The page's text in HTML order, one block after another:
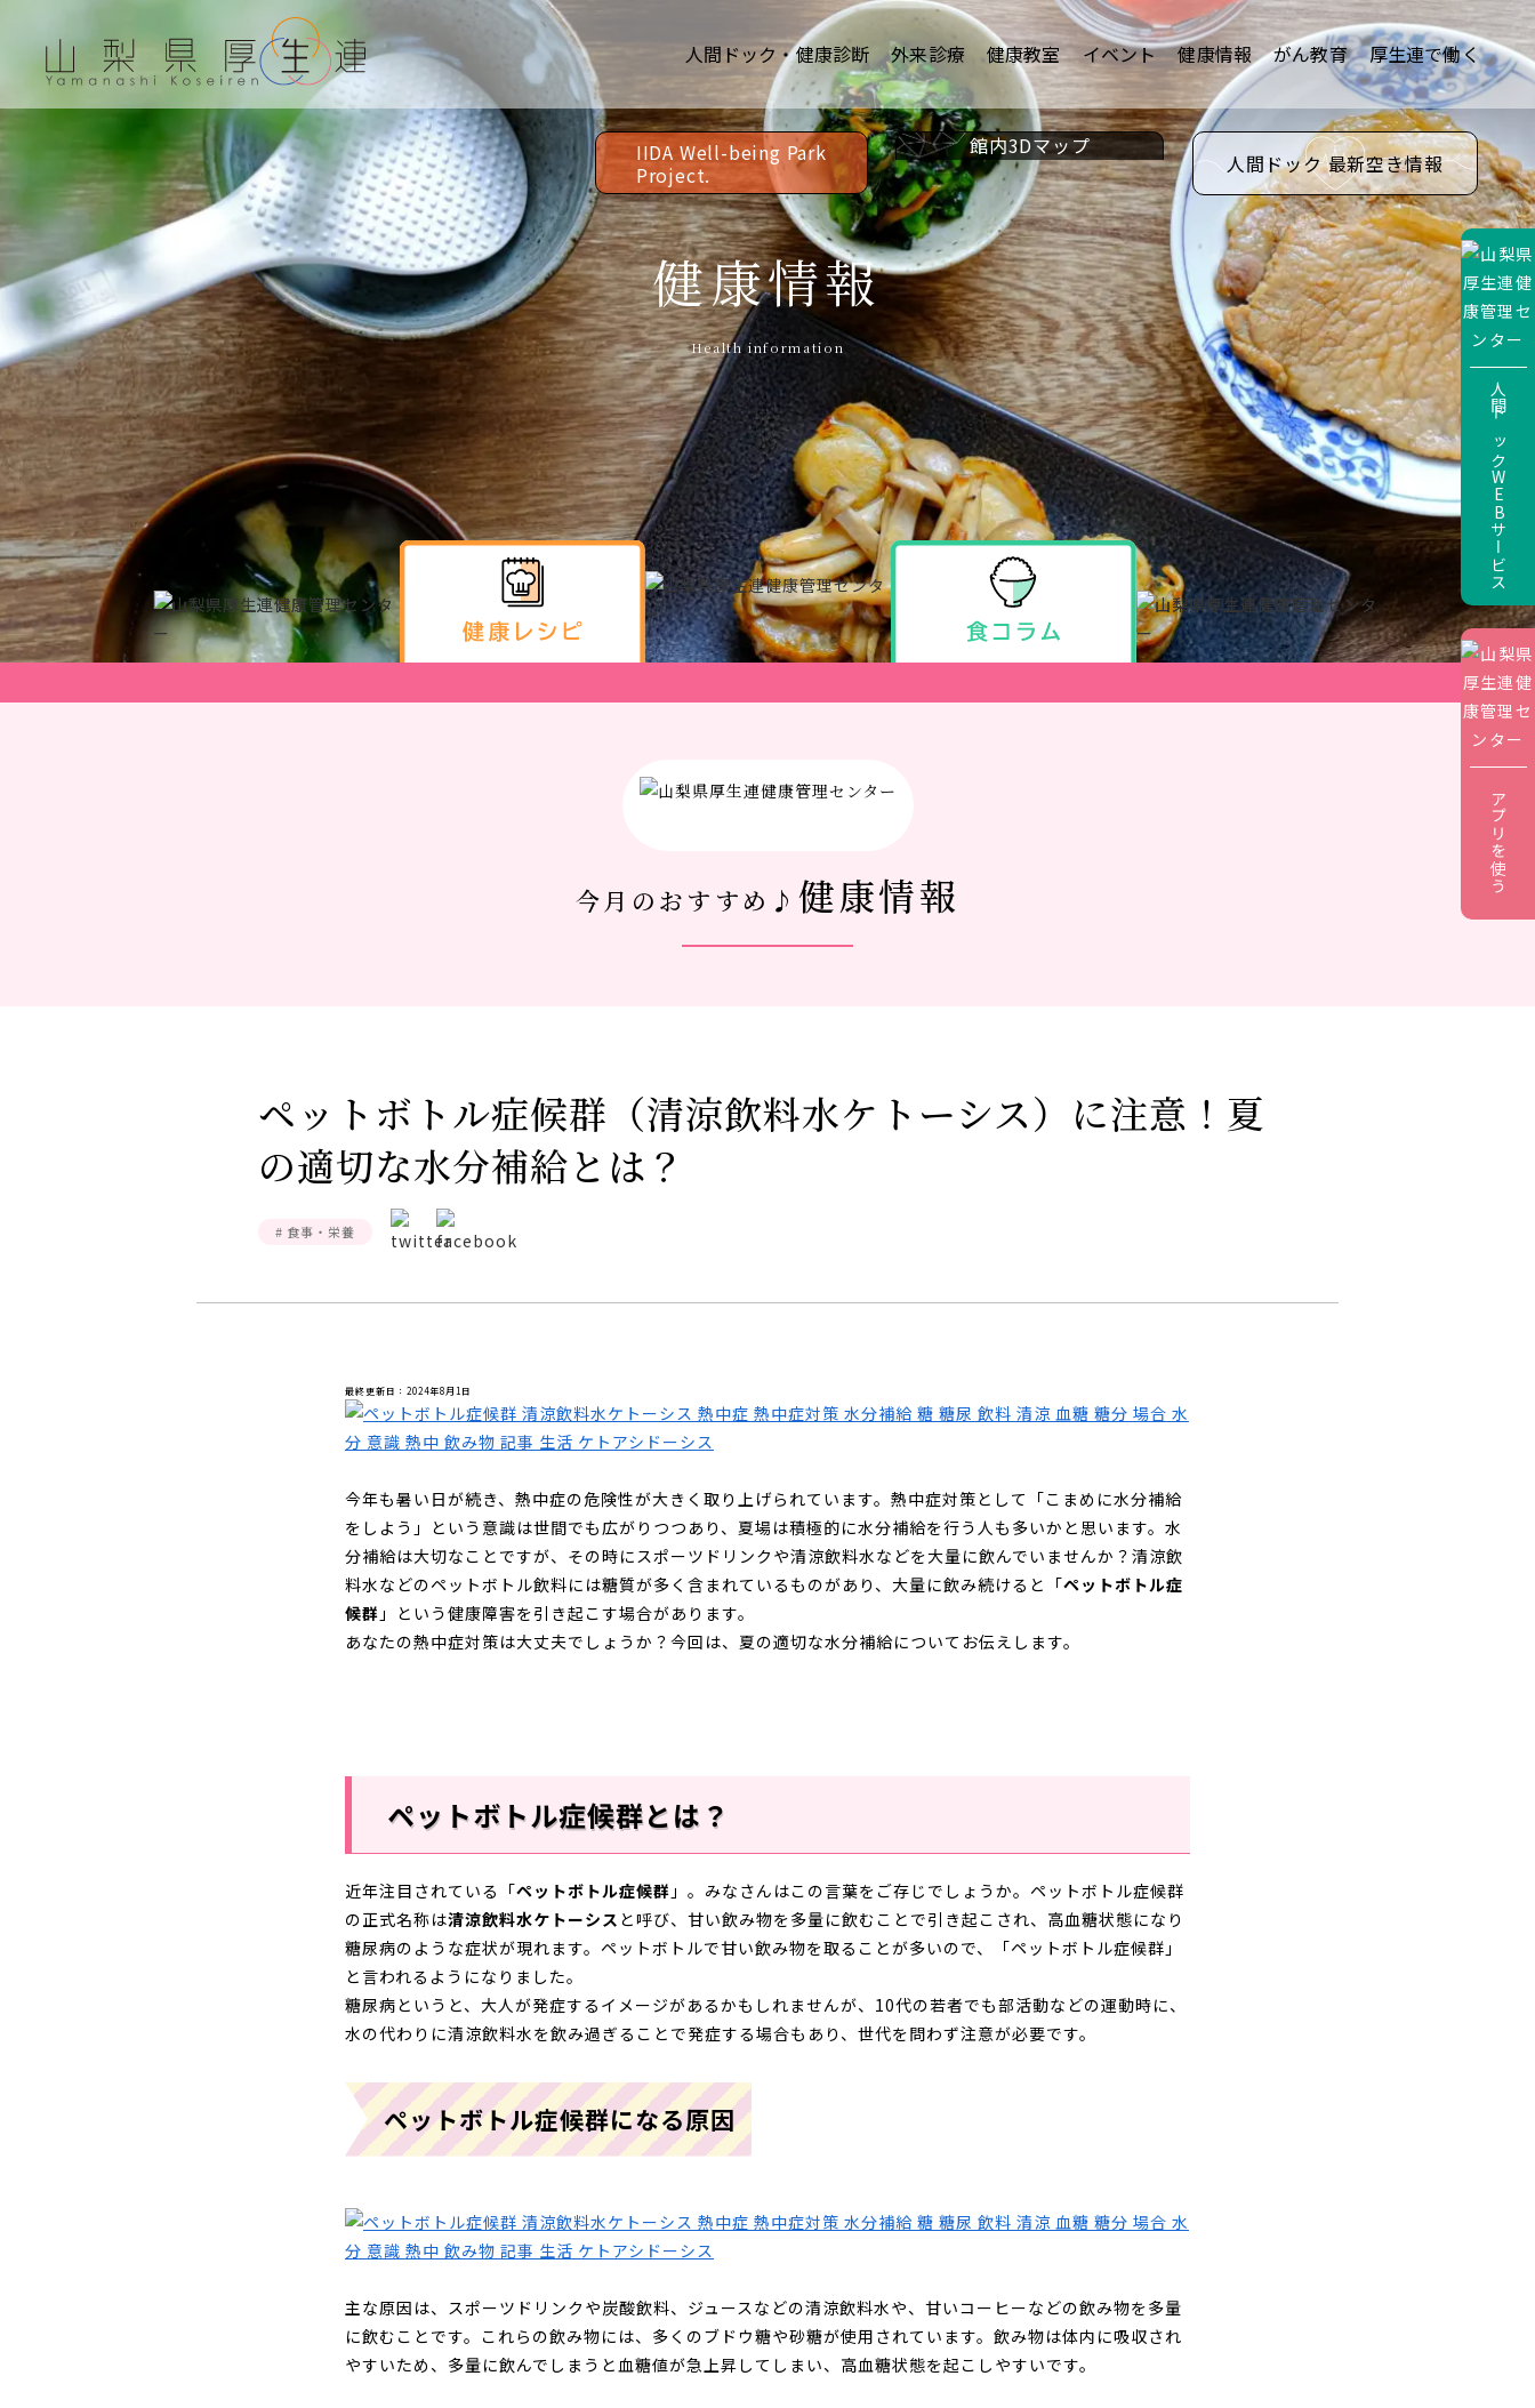
人間ドック・健康診断 外来診療 健康教室 イベント 健康情報 がん教育 厚生連で働く
IIDA Well-being Park
Project.
館内3Dマップ
人間ドック 最新空き情報
健康情報
Health information
今月のおすすめ♪ 健康情報
ペットボトル症候群（清涼飲料水ケトーシス）に注意！夏
の適切な水分補給とは？
# 食事・栄養
最終更新日：2024年8月1日
今年も暑い日が続き、熱中症の危険性が大きく取り上げられています。熱中症対策として「こまめに水分補給
をしよう」という意識は世間でも広がりつつあり、夏場は積極的に水分補給を行う人も多いかと思います。水
分補給は大切なことですが、その時にスポーツドリンクや清涼飲料水などを大量に飲んでいませんか？清涼飲
料水などのペットボトル飲料には糖質が多く含まれているものがあり、大量に飲み続けると「ペットボトル症
候群 」という健康障害を引き起こす場合があります。
あなたの熱中症対策は大丈夫でしょうか？今回は、夏の適切な水分補給についてお伝えします。
ペットボトル症候群とは？
近年注目されている「ペットボトル症候群 」。みなさんはこの言葉をご存じでしょうか。ペットボトル症候群
の正式名称は清涼飲料水ケトーシス と呼び、甘い飲み物を多量に飲むことで引き起こされ、高血糖状態になり
糖尿病のような症状が現れます。ペットボトルで甘い飲み物を取ることが多いので、「ペットボトル症候群」
と言われるようになりました。
糖尿病というと、大人が発症するイメージがあるかもしれませんが、 10代の若者でも部活動などの運動時に、
水の代わりに清涼飲料水を飲み過ぎることで発症する場合もあり、世代を問わず注意が必要です。
ペットボトル症候群になる原因
主な原因は、スポーツドリンクや炭酸飲料、ジュースなどの清涼飲料水や、甘いコーヒーなどの飲み物を多量
に飲むことです。これらの飲み物には、多くのブドウ糖や砂糖が使用されています。飲み物は体内に吸収され
やすいため、多量に飲んでしまうと血糖値が急上昇してしまい、高血糖状態を起こしやすいです。
人間ドックWEBサービス
アプリを使う